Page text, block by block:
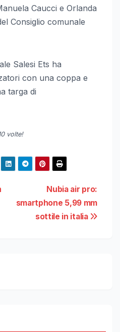
Caucci e Orlanda
Consiglio comunale
Salesi Ets ha
con una coppa e
targa di
volte!
Nubia air pro:
smartphone 5,99 mm
sottile in italia